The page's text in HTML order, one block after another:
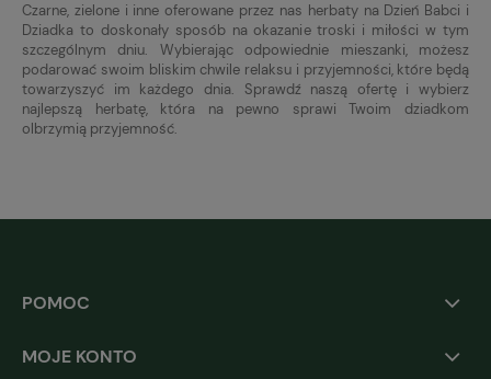
Czarne, zielone i inne oferowane przez nas herbaty na Dzień Babci i
Dziadka to doskonały sposób na okazanie troski i miłości w tym
szczególnym dniu. Wybierając odpowiednie mieszanki, możesz
podarować swoim bliskim chwile relaksu i przyjemności, które będą
towarzyszyć im każdego dnia. Sprawdź naszą ofertę i wybierz
najlepszą herbatę, która na pewno sprawi Twoim dziadkom
olbrzymią przyjemność.
POMOC
MOJE KONTO